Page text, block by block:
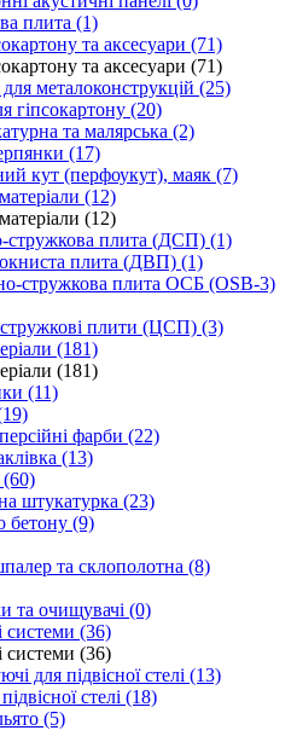
плита (1)
та аксесуари (71)
та аксесуари (71)
металоконструкцій (25)
гіпсокартону (20)
та малярська (2)
(17)
кут (перфоукут), маяк (7)
(12)
(12)
стружкова плита (ДСП) (1)
плита (ДВП) (1)
стружкова плита ОСБ (OSB-3)
плити (ЦСП) (3)
(181)
(181)
(11)
фарби (22)
(13)
(60)
штукатурка (23)
бетону (9)
та склополотна (8)
та очищувачі (0)
системи (36)
системи (36)
для підвісної стелі (13)
стелі (18)
(5)